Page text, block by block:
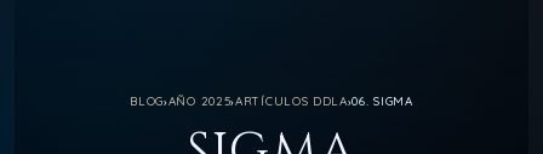
BLOG›AÑO 2025›ARTÍCULOS DDLA›06. SIGMA